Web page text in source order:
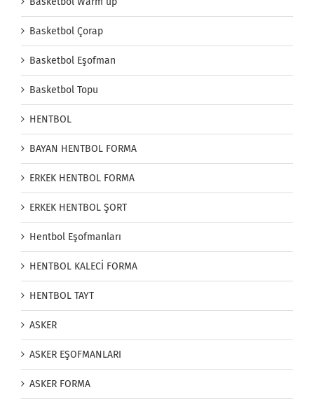
Basketbol Çorap
Basketbol Eşofman
Basketbol Topu
HENTBOL
BAYAN HENTBOL FORMA
ERKEK HENTBOL FORMA
ERKEK HENTBOL ŞORT
Hentbol Eşofmanları
HENTBOL KALECİ FORMA
HENTBOL TAYT
ASKER
ASKER EŞOFMANLARI
ASKER FORMA